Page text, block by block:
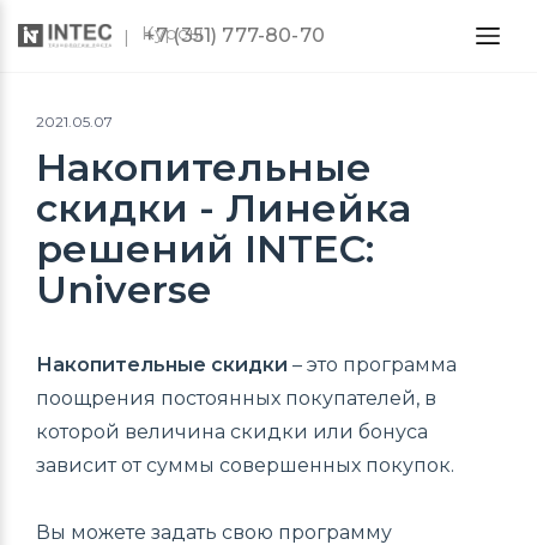
Курсы
+7 (351) 777-80-70
2021.05.07
Накопительные
скидки - Линейка
решений INTEC:
Universe
Накопительные скидки – это программа
поощрения постоянных покупателей, в
которой величина скидки или бонуса
зависит от суммы совершенных покупок.
Вы можете задать свою программу